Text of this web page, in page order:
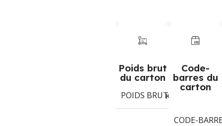
Poids brut
du carton
POIDS BRUT DU CARTON
Kg
Code-
barres du
carton
CODE-